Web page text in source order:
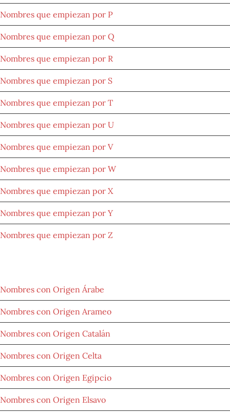
Nombres que empiezan por P
Nombres que empiezan por Q
Nombres que empiezan por R
Nombres que empiezan por S
Nombres que empiezan por T
Nombres que empiezan por U
Nombres que empiezan por V
Nombres que empiezan por W
Nombres que empiezan por X
Nombres que empiezan por Y
Nombres que empiezan por Z
Nombres con Origen Árabe
Nombres con Origen Arameo
Nombres con Origen Catalán
Nombres con Origen Celta
Nombres con Origen Egipcio
Nombres con Origen Elsavo